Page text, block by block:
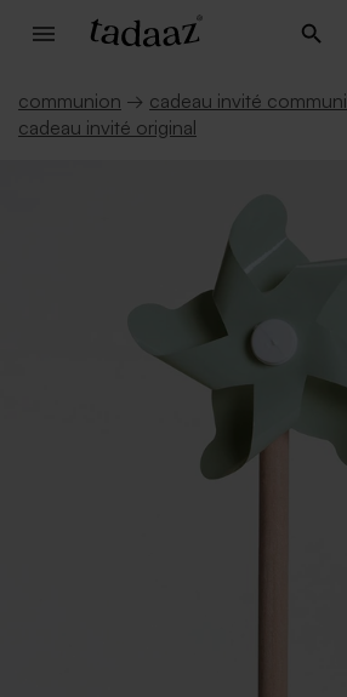
communion → cadeau invité
cadeau invité original